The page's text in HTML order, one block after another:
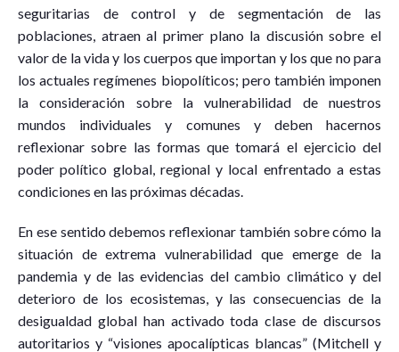
seguritarias de control y de segmentación de las
poblaciones, atraen al primer plano la discusión sobre el
valor de la vida y los cuerpos que importan y los que no para
los actuales regímenes biopolíticos; pero también imponen
la consideración sobre la vulnerabilidad de nuestros
mundos individuales y comunes y deben hacernos
reflexionar sobre las formas que tomará el ejercicio del
poder político global, regional y local enfrentado a estas
condiciones en las próximas décadas.
En ese sentido debemos reflexionar también sobre cómo la
situación de extrema vulnerabilidad que emerge de la
pandemia y de las evidencias del cambio climático y del
deterioro de los ecosistemas, y las consecuencias de la
desigualdad global han activado toda clase de discursos
autoritarios y “visiones apocalípticas blancas” (Mitchell y